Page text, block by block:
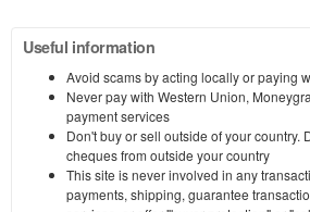
Useful information
Avoid scams by acting locally or paying
Never pay with Western Union,
payment services
Don't buy or sell outside of your country.
cheques from outside your country
This site is never involved in any
payments, shipping, guarantee